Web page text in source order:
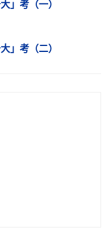
」考（一）
」考（二）